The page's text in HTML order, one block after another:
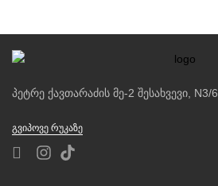
პეტრე ქავთარაძის მე-2 შესახვევი, N3/6
ᲒᲕᲘᲞᲝᲕᲔ ᲠᲣᲙᲐᲖᲔ